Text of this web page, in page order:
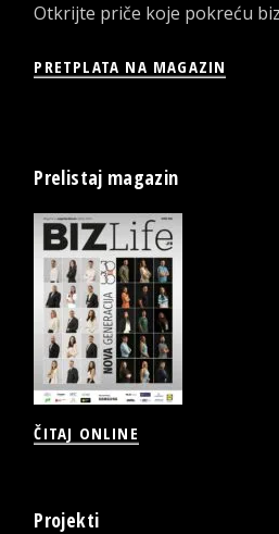
Otkrijte priče koje pokreću
PRETPLATA NA MAGAZIN
Prelistaj magazin
ČITAJ ONLINE
Projekti